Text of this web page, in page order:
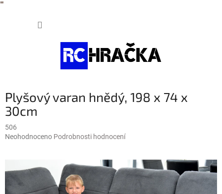
""
Plyšový varan hnědý, 198 x 74 x
30cm
506
Průměrné
0,0
Neohodnoceno Podrobnosti hodnocení